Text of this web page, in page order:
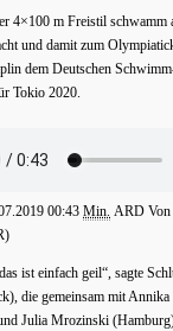
4×100 m Freistil schwamm
und damit zum
dem Deutschen
Tokio 2020.
00:43 Min. ARD Von
ist einfach geil“, sagte
die gemeinsam mit
Julia Mrozinski